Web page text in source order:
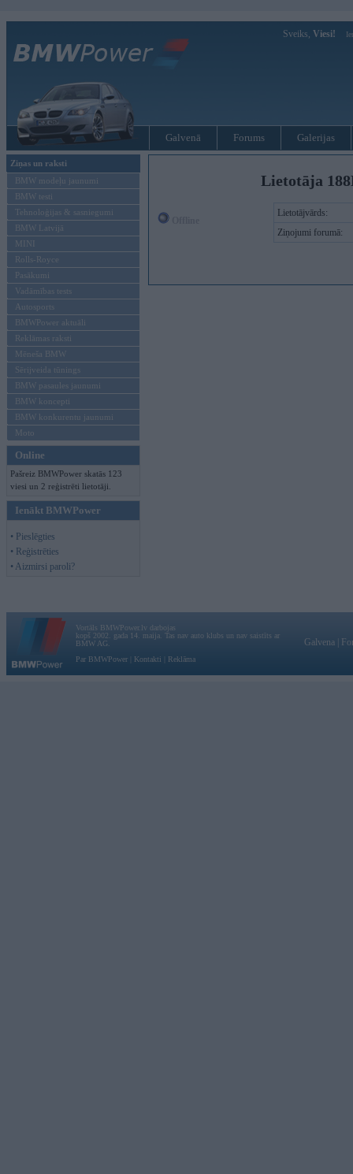
Sveiks, Viesi!
Galvenā Forums Galerijas
Ziņas un raksti
BMW modeļu jaunumi
BMW testi
Tehnoloģijas & sasniegumi
BMW Latvijā
MINI
Rolls-Royce
Pasākumi
Vadāmības tests
Autosports
BMWPower aktuāli
Reklāmas raksti
Mēneša BMW
Sērijveida tūnings
BMW pasaules jaunumi
BMW koncepti
BMW konkurentu jaunumi
Moto
Online
Pašreiz BMWPower skatās 123
viesi un 2 reģistrēti lietotāji.
Ienākt BMWPower
• Pieslēgties
• Reģistrēties
• Aizmirsi paroli?
Lietotāja
Lietotājvārds:
Ziņojumi forumā:
Vortāls BMWPower.lv darbojas
kopš 2002. gada 14. maija. Tas nav auto klubs un nav saistīts ar
BMW AG.
Par BMWPower
Kontakti Reklāma
Galvena